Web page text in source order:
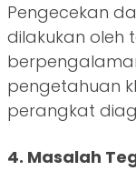
Pengecekan
dilakukan oleh
pengetahuan
perangkat
4. Masalah